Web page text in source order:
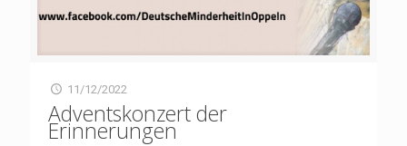
11/12/2022
Adventskonzert der
Erinnerungen